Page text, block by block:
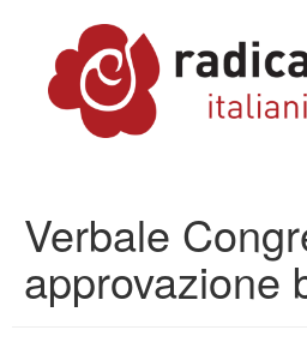
Verbale
approvazione